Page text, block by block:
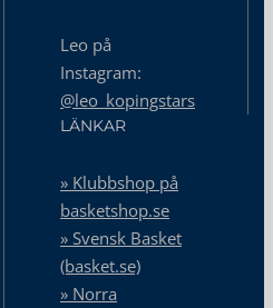
Leo på
Instagram:
@leo_kopingstars
LÄNKAR
» Klubbshop på
basketshop.se
» Svensk Basket
(basket.se)
» Norra